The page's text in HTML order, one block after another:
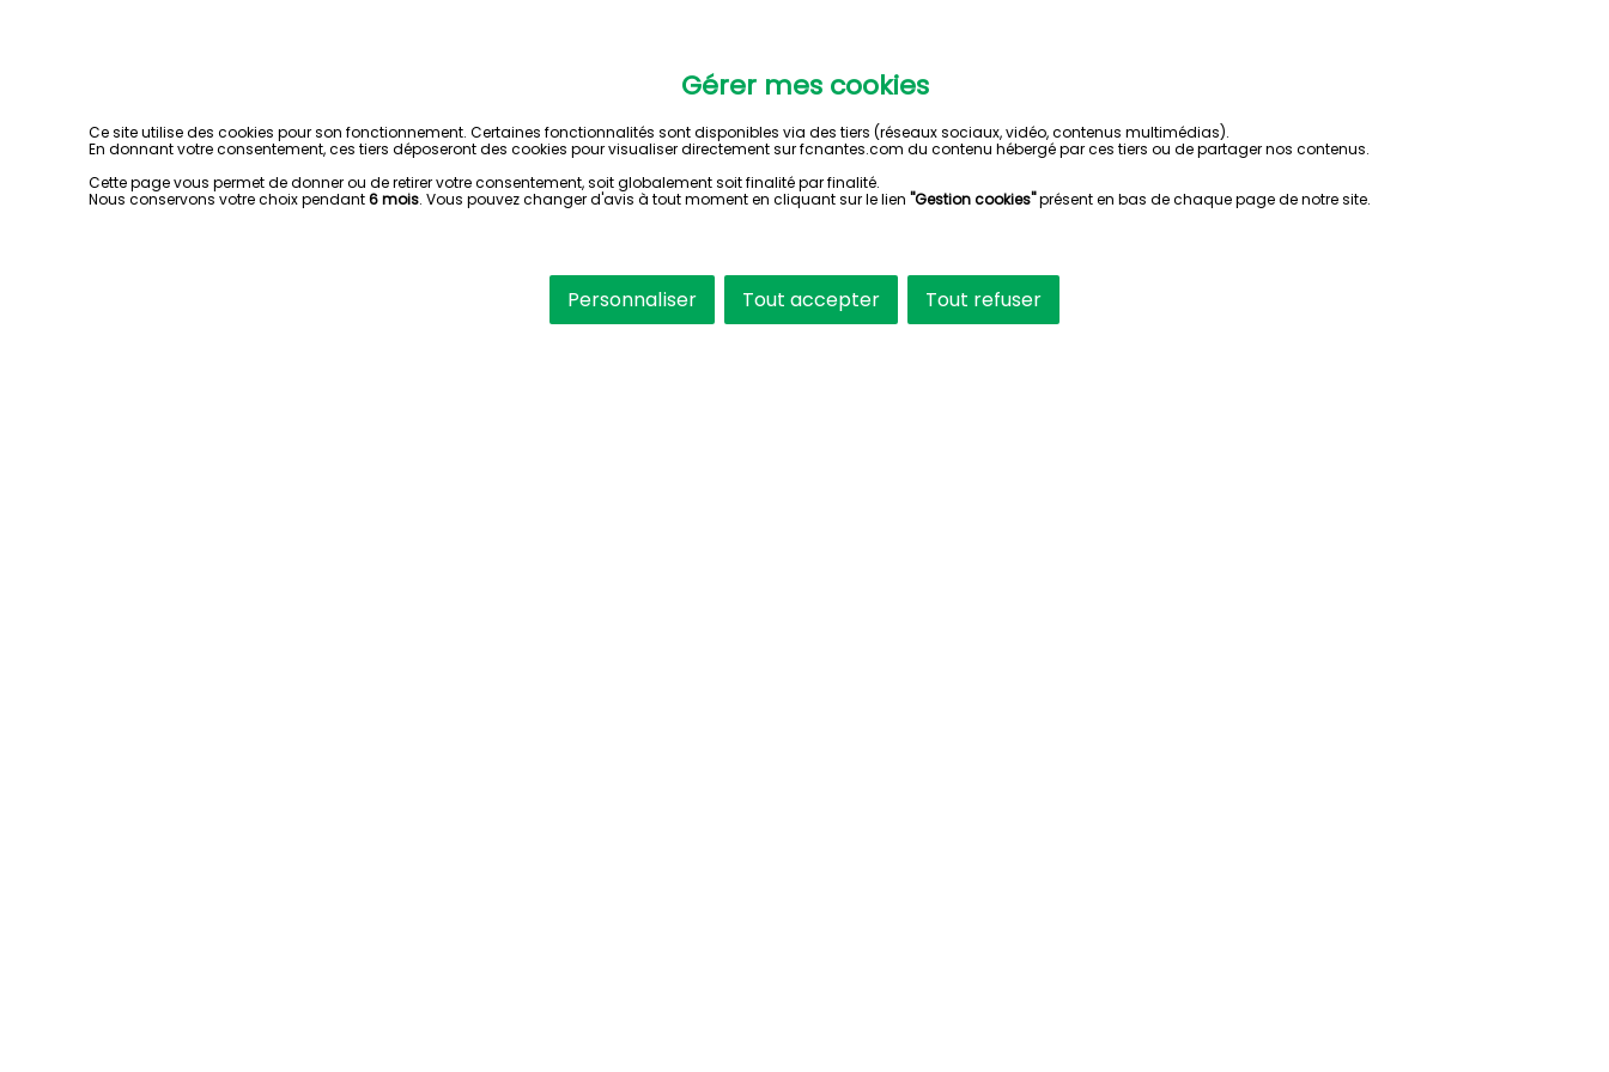
Gérer mes cookies
Ce site utilise des cookies pour son fonctionnement. Certaines fonctionnalités sont disponibles via des tiers (réseaux sociaux, vidéo, contenus multimédias).
En donnant votre consentement, ces tiers déposeront des cookies pour visualiser directement sur fcnantes.com du contenu hébergé par ces tiers ou de partager nos contenus.
Cette page vous permet de donner ou de retirer votre consentement, soit globalement soit finalité par finalité.
Nous conservons votre choix pendant6 mois. Vous pouvez changer d'avis à tout moment en cliquant sur le lien"Gestion cookies"présent en bas de chaque page de notre site.
Personnaliser Tout accepter Tout refuser